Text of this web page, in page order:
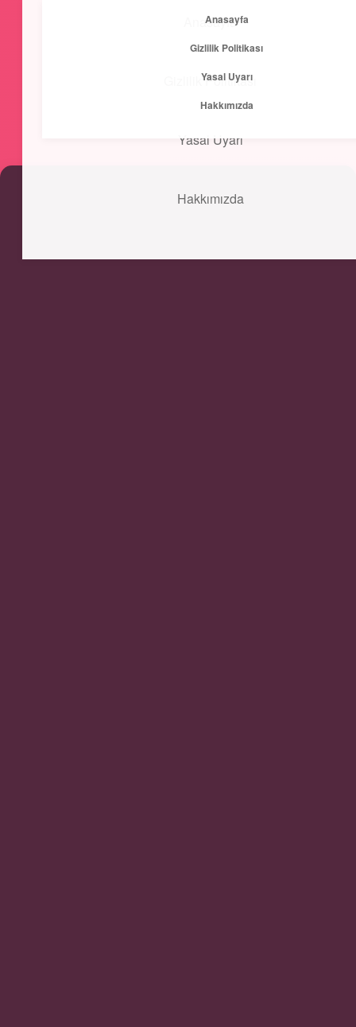
Anasayfa
Gizlilik Politikası
Yasal Uyarı
Hakkımızda
Kısa ve Öz
Anasayfa
Gizlilik Politikası
Yasal Uyarı
Hakkımızda